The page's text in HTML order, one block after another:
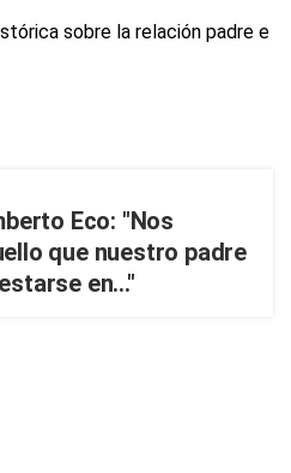
Eco: "Nos
que nuestro padre
en..."